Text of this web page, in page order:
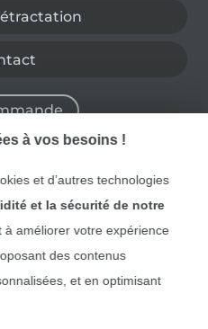
à vos besoins !
et d’autres technologies
et la sécurité de notre
à améliorer votre expérience
des contenus
et en optimisant